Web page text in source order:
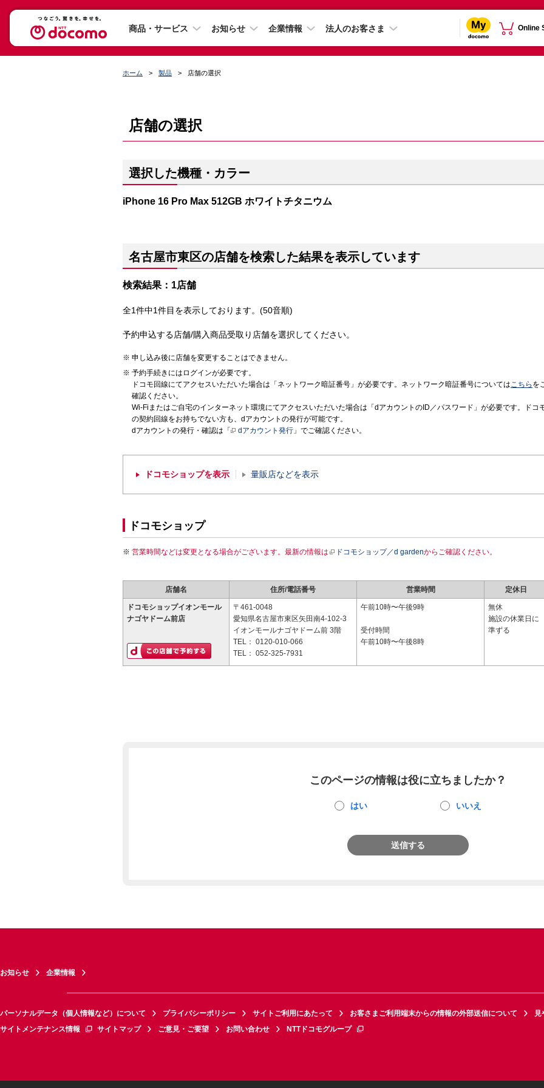
商品・サービス お知らせ 企業情報 法人のお客さま Online
ホーム 製品 店舗の選択
店舗の選択
選択した機種・カラー
iPhone 16 Pro Max 512GB ホワイトチタニウム
名古屋市東区の店舗を検索した結果を表示しています
検索結果：1店舗
全1件中1件目を表示しております。(50音順)
予約申込する店舗/購入商品受取り店舗を選択してください。
申し込み後に店舗を変更することはできません。
予約手続きにはログインが必要です。
ドコモ回線にてアクセスいただいた場合は「ネットワーク暗証番号」が必要です。ネットワーク暗証番号についてはこちら を
確認ください。
Wi-Fiまたはご自宅のインターネット環境にてアクセスいただいた場合は「dアカウントのID／パスワード」が必要です。ドコ
の契約回線をお持ちでない方も、dアカウントの発行が可能です。
dアカウントの発行・確認は「
dアカウント発行 」でご確認ください。
ドコモショップを表示 量販店などを表示
ドコモショップ
営業時間などは変更となる場合がございます。最新の情報は ドコモショップ／d gardenからご確認ください。
店舗名 住所/電話番号 営業時間 定休日
ドコモショップイオンモール
ナゴヤドーム前店
〒461-0048
愛知県名古屋市東区矢田南4-102-3
イオンモールナゴヤドーム前 3階
TEL： 0120-010-066
TEL： 052-325-7931
午前10時〜午後9時
受付時間
午前10時〜午後8時
無休
施設の休業日に
準ずる
このページの情報は役に立ちましたか？
はい いいえ
送信する
お知らせ 企業情報
パーソナルデータ（個人情報など）について プライバシーポリシー サイトご利用にあたって お客さまご利用端末からの情報の外部送信について
見
サイトメンテナンス情報
サイトマップ ご意見・ご要望 お問い合わせ NTTドコモグループ